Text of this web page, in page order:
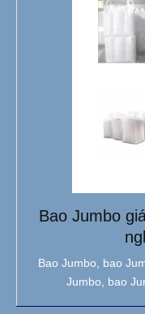
Bao Jumbo
Bao Jumbo, bao
Jumbo, bao